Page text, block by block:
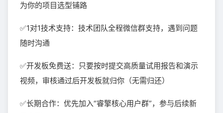
为你的项目选型铺路
✅1对1技术支持：技术团队全程微信群支持，遇到问题
随时沟通
✅开发板免费送：只要按时提交高质量试用报告和演示
视频，审核通过后开发板就归你（无需归还）
✅长期合作：优先加入“睿擎核心用户群”，参与后续新